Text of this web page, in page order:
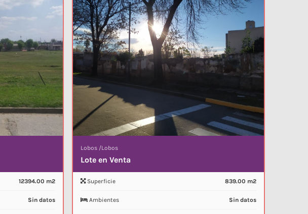
12394.00 m2
Sin datos
Lobos /Lobos
Lote en Venta
Superficie 839.00 m2
Ambientes Sin datos